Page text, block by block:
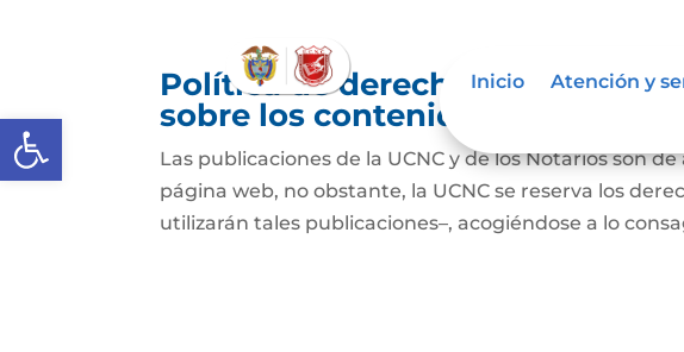
Abrir barra de herramientas
Inicio Atención y
Política de derechos de autor
sobre los contenidos
Las publicaciones de la UCNC y de los Notarios son
página web, no obstante, la UCNC se reserva los
utilizarán tales publicaciones–, acogiéndose a lo